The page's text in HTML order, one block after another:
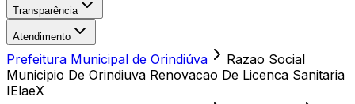
Transparência
Atendimento
Prefeitura Municipal de Orindiúva
Razao Social
Municipio De Orindiuva Renovacao De Licenca Sanitaria
IElaeX